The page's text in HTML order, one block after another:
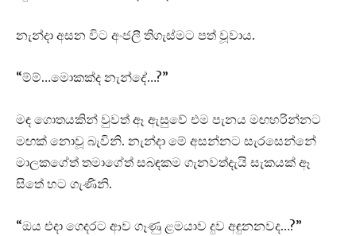
නැන්දා අසන විට අංජලී තිගැස්මට පත් වූවාය.
“ම්ම්…මොකක්ද නැන්දේ…?”
මඳ ගොතයකින් වුවත් ඈ ඇසුවේ එම පැනය මඟහරින්නට
මඟක් නොවූ බැවිනි. නැන්දා මේ අසන්නට සැරසෙන්නේ
මාලකගේත් තමාගේත් සබඳකම ගැනවත්දැයි සැකයක් ඈ
සිතේ හට ගැණිනි.
“ඔය එදා ගෙදරට ආව ගෑණු ළමයාව දුව අඳුනනවද…?”